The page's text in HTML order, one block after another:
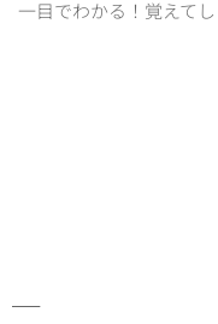
一目でわかる！覚えて
—–